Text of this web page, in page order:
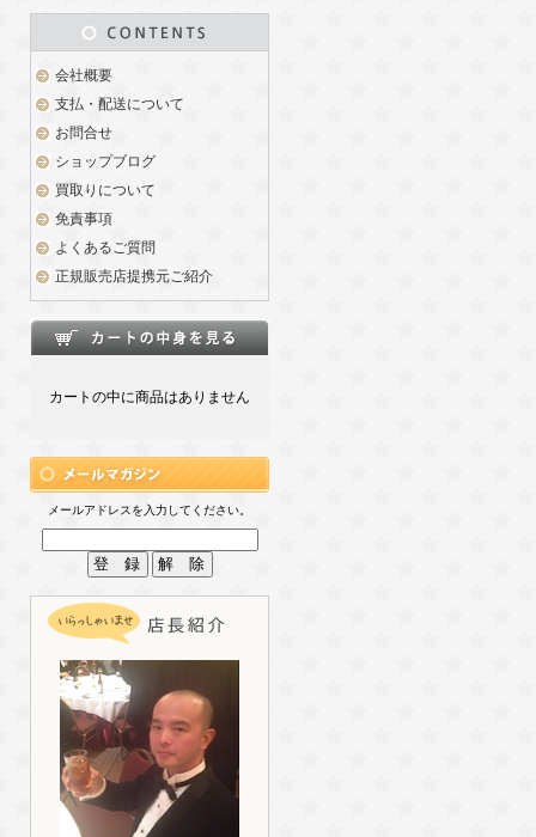
会社概要
支払・配送について
お問合せ
ショップブログ
買取りについて
免責事項
よくあるご質問
正規販売店提携元ご紹介
カートの中に商品はありません
メールアドレスを入力してください。